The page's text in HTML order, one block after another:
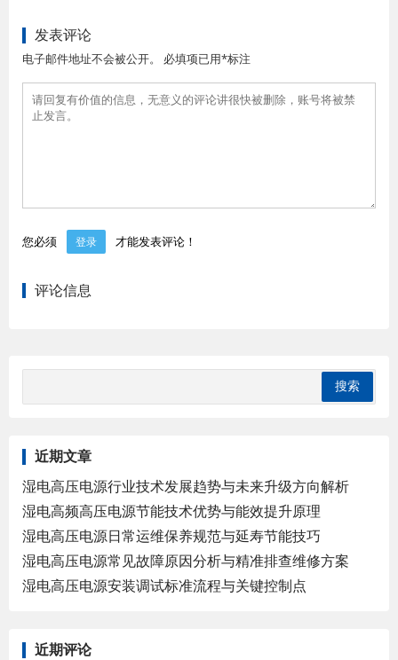
发表评论
电子邮件地址不会被公开。 必填项已用*标注
您必须 登录 才能发表评论！
评论信息
近期文章
湿电高压电源行业技术发展趋势与未来升级方向解析
湿电高频高压电源节能技术优势与能效提升原理
湿电高压电源日常运维保养规范与延寿节能技巧
湿电高压电源常见故障原因分析与精准排查维修方案
湿电高压电源安装调试标准流程与关键控制点
近期评论